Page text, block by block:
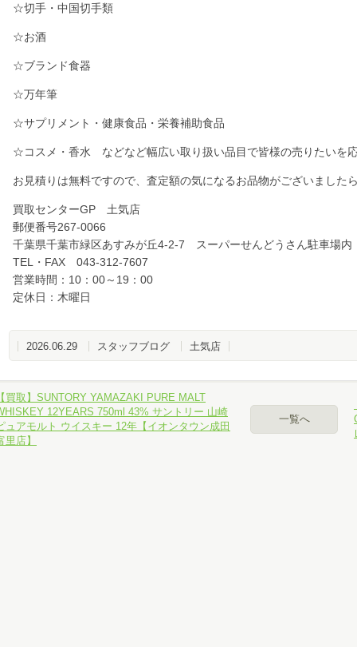
☆切手・中国切手類
☆お酒
☆ブランド食器
☆万年筆
☆サプリメント・健康食品・栄養補助食品
☆コスメ・香水 などなど幅広い取り扱い品目で皆様の売りたいを
お見積りは無料ですので、査定額の気になるお品物がございました
買取センターGP 土気店
郵便番号267-0066
千葉県千葉市緑区あすみが丘4-2-7 スーパーせんどうさん駐車場内
TEL・FAX 043-312-7607
営業時間：10：00～19：00
定休日：木曜日
2026.06.29 スタッフブログ 土気店
買取】SUNTORY YAMAZAKI PURE MALT
12YEARS 750ml 43% サントリー 山崎
ュアモルト ウイスキー 12年【イオンタウン成田
里店】
一覧へ